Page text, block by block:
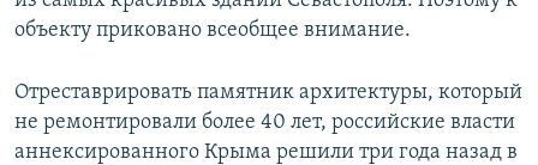
объекту приковано всеобщее внимание.
Отреставрировать памятник архитектуры, который
не ремонтировали более 40 лет, российские власти
аннексированного Крыма решили три года назад в